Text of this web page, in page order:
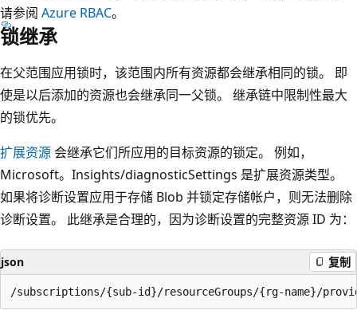
请参阅 Azure RBAC。
锁继承
在父范围应用锁时，该范围内所有资源都会继承相同的锁。 即
使是以后添加的资源也会继承同一父锁。 继承链中限制性最大
的锁优先。
扩展资源 会继承它们所应用的目标资源的锁定。 例如，
Microsoft。Insights/diagnosticSettings 是扩展资源类型。
如果将诊断设置应用于存储 Blob 并锁定存储帐户，则无法删除
诊断设置。 此继承是合理的，因为诊断设置的完整资源 ID 为：
json 复制